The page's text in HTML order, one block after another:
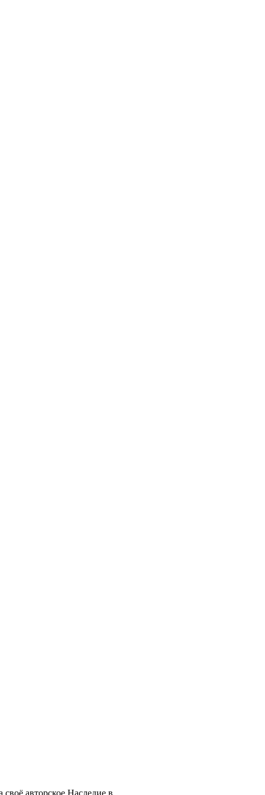
авторское Наследие в